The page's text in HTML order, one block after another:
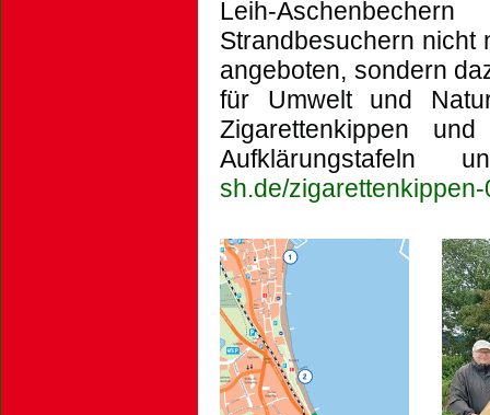
Leih-
Strandbesuchern nicht
angeboten, sondern
für Umwelt und
Zigarettenkippen
Aufklärungstafeln
sh.de/